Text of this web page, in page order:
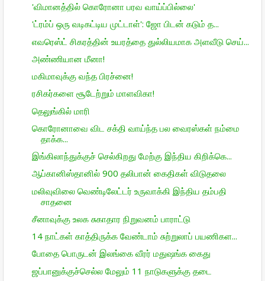
'விமானத்தில் கொரோனா பரவ வாய்ப்பில்லை'
'ட்ரம்ப் ஒரு வடிகட்டிய முட்டாள்': ஜோ பிடன் கடும் த...
எவரெஸ்ட் சிகரத்தின் உயரத்தை துல்லியமாக அளவீடு செய்...
அண்ணியான மீனா!
மகிமாவுக்கு வந்த பிரச்னை!
ரசிகர்களை சூடேற்றும் மாளவிகா!
தெலுங்கில் மாரி
கொரோனாவை விட சக்தி வாய்ந்த பல வைரஸ்கள் நம்மை
தாக்க...
இங்கிலாந்துக்குச் செல்கிறது மேற்கு இந்திய கிறிக்கெ...
ஆப்கானிஸ்தானில் 900 தலிபான் கைதிகள் விடுதலை
மலிவுவிலை வெண்டிலேட்டர் உருவாக்கி இந்திய தம்பதி
சாதனை
சீனாவுக்கு உலக சுகாதார நிறுவனம் பாராட்டு
14 நாட்கள் காத்திருக்க வேண்டாம் சுற்றுலாப் பயணிகள...
போதை பொருடன் இலங்கை வீரர் மதுஷங்க கைது
ஜப்பானுக்குச்செல்ல மேலும் 11 நாடுகளுக்கு தடை